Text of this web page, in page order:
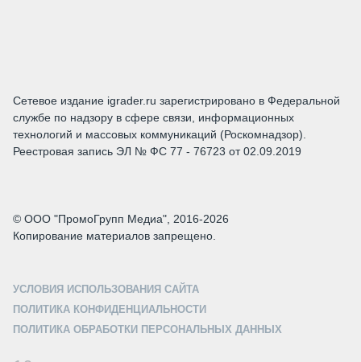
Сетевое издание igrader.ru зарегистрировано в Федеральной
службе по надзору в сфере связи, информационных
технологий и массовых коммуникаций (Роскомнадзор).
Реестровая запись ЭЛ № ФС 77 - 76723 от 02.09.2019
© ООО "ПромоГрупп Медиа", 2016-2026
Копирование материалов запрещено.
УСЛОВИЯ ИСПОЛЬЗОВАНИЯ САЙТА
ПОЛИТИКА КОНФИДЕНЦИАЛЬНОСТИ
ПОЛИТИКА ОБРАБОТКИ ПЕРСОНАЛЬНЫХ ДАННЫХ